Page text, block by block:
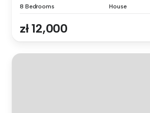
8 Bedrooms House
zł 12,000